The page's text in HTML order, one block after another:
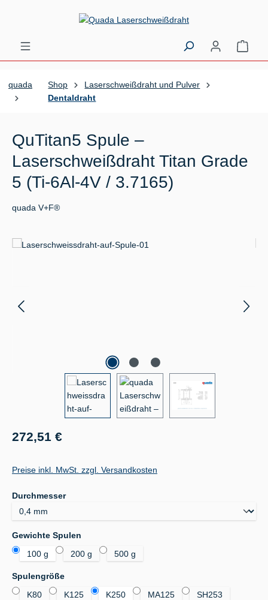
Zum Hauptinhalt springen
quada Shop
Laserschweißdraht und Pulver
Dentaldraht
QuTitan5 Spule –
Laserschweißdraht Titan Grade
5 (Ti-6Al-4V / 3.7165)
quada V+F®
Bildergalerie überspringen
Regulärer Preis:
272,51 €
Preise inkl. MwSt. zzgl. Versandkosten
Durchmesserauswählen
Gewichte Spulen
100 g
200 g 500 g
Spulengrößeauswählen
K80
K125 K250 MA125 SH253